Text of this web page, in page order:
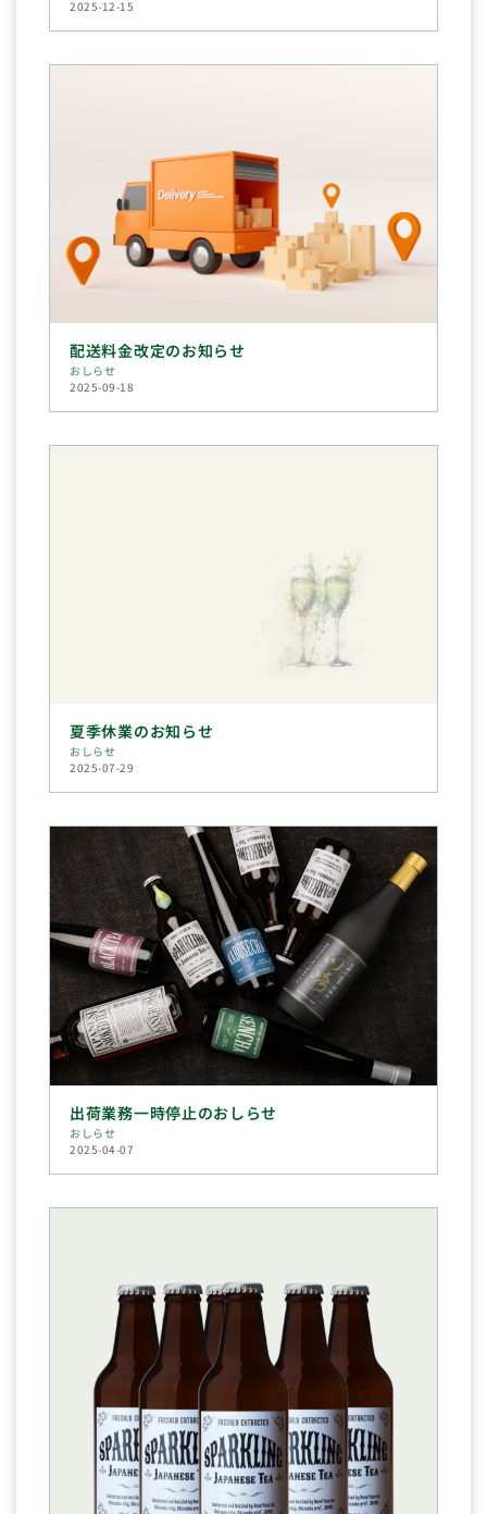
2025-12-15
配送料金改定のお知らせ
おしらせ
2025-09-18
夏季休業のお知らせ
おしらせ
2025-07-29
出荷業務一時停止のおしらせ
おしらせ
2025-04-07